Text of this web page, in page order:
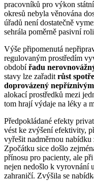
pracovníků pro výkon
okresů nebyla věnována
úřadů není dostatečně
sehrála poměrně pasivní
Výše připomenutá
regulovaným prostředím
obdobířadu
stavy lze zařadit růst
doprovázený
alokací prostředků mezi
tom hrají výdaje na léky a
Předpokládané efekty
vést ke zvýšení efektivity,
vyřešit nadměrnou
Zpočátku sice došlo
přínosu pro pacienty, ale
nejen nedošlo k vyrovnání
zahraničí. Zvýšila se